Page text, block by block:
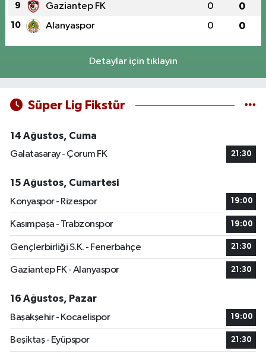
9 Gaziantep FK 0 0
10 Alanyaspor 0 0
Detaylar için tıklayın
Süper Lig Fikstür
14 Ağustos, Cuma
Galatasaray - Çorum FK
21:30
15 Ağustos, Cumartesi
Konyaspor - Rizespor
19:00
Kasımpaşa - Trabzonspor 19:00
Gençlerbirliği S.K. - Fenerbahçe 21:30
Gaziantep FK - Alanyaspor 21:30
16 Ağustos, Pazar
Başakşehir - Kocaelispor
19:00
Beşiktaş - Eyüpspor 21:30